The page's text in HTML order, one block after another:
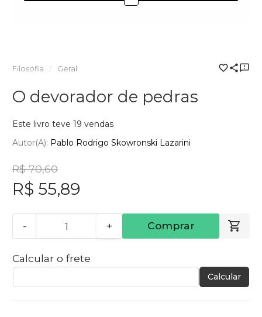
Filosofia Geral
O devorador de pedras
Este livro teve 19 vendas
Autor(a): Pablo Rodrigo Skowronski Lazarini
R$ 70,60
R$ 55,89
- + Comprar
Calcular o frete
Calcular